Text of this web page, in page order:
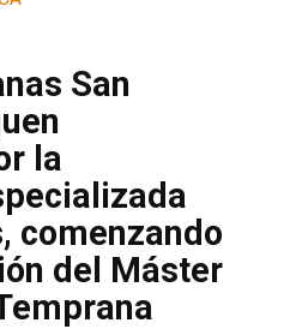
San
la
comenzando
del Máster